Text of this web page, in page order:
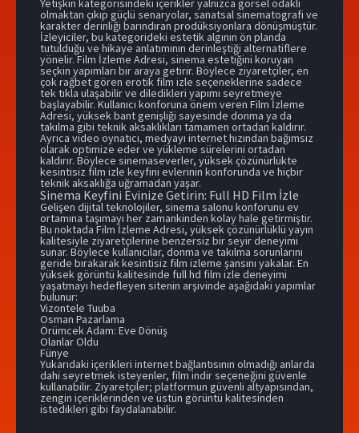
Yetişkin kategorisindeki içerikler yalnızca görsel odaklı
olmaktan çıkıp güçlü senaryolar, sanatsal sinematografi ve
karakter derinliği barındıran prodüksiyonlara dönüşmüştür.
İzleyiciler, bu kategorideki estetik algının ön planda
tutulduğu ve hikaye anlatımının derinleştiği alternatiflere
yönelir. Film İzleme Adresi, sinema estetiğini koruyan
seçkin yapımları bir araya getirir. Böylece ziyaretçiler, en
çok rağbet gören erotik film izle seçeneklerine sadece
tek tıkla ulaşabilir ve diledikleri yapımı seyretmeye
başlayabilir. Kullanıcı konforuna önem veren Film İzleme
Adresi, yüksek bant genişliği sayesinde donma ya da
takılma gibi teknik aksaklıkları tamamen ortadan kaldırır.
Ayrıca video oynatıcı, medyayı internet hızından bağımsız
olarak optimize eder ve yükleme sürelerini ortadan
kaldırır. Böylece sinemaseverler, yüksek çözünürlükte
kesintisiz film izle keyfini evlerinin konforunda ve hiçbir
teknik aksaklığa uğramadan yaşar.
Sinema Keyfini Evinize Getirin: Full HD Film İzle
Gelişen dijital teknolojiler, sinema salonu konforunu ev
ortamına taşımayı her zamankinden kolay hale getirmiştir.
Bu noktada Film İzleme Adresi, yüksek çözünürlüklü yayın
kalitesiyle ziyaretçilerine benzersiz bir seyir deneyimi
sunar. Böylece kullanıcılar, donma ve takılma sorunlarını
geride bırakarak kesintisiz film izleme şansını yakalar. En
yüksek görüntü kalitesinde full hd film izle deneyimi
yaşatmayı hedefleyen sitenin arşivinde aşağıdaki yapımlar
bulunur:
Vizontele Tuuba
Osman Pazarlama
Örümcek Adam: Eve Dönüş
Olanlar Oldu
Fünye
Yukarıdaki içerikleri internet bağlantısının olmadığı anlarda
dahi seyretmek isteyenler, film indir seçeneğini güvenle
kullanabilir. Ziyaretçiler; platformun güvenli altyapısından,
zengin içeriklerinden ve üstün görüntü kalitesinden
istedikleri gibi faydalanabilir.